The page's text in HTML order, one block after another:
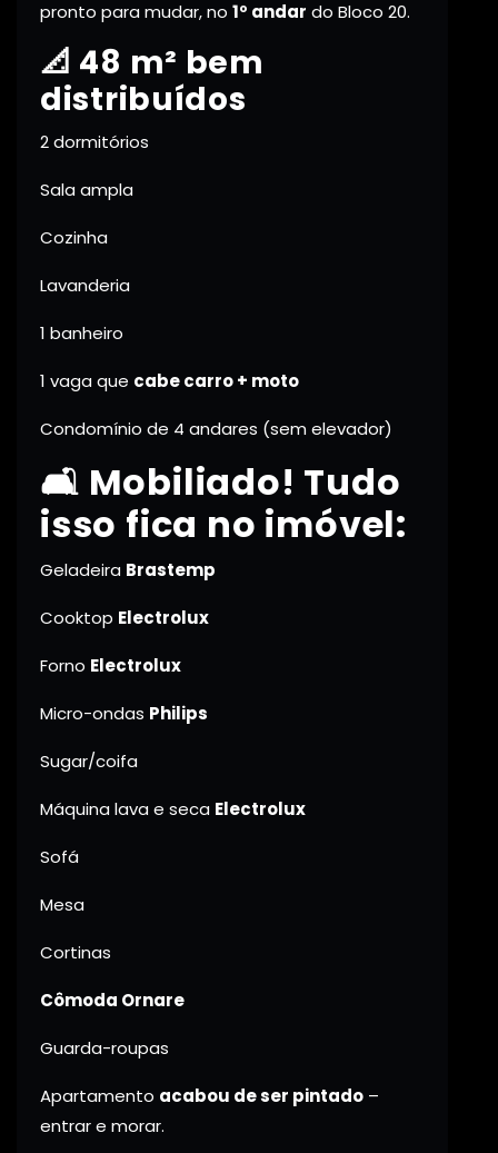
pronto para mudar, no 1º andar do Bloco 20.
📐 48 m² bem
distribuídos
2 dormitórios
Sala ampla
Cozinha
Lavanderia
1 banheiro
1 vaga que cabe carro + moto
Condomínio de 4 andares (sem elevador)
🛋️ Mobiliado! Tudo
isso fica no imóvel:
Geladeira Brastemp
Cooktop Electrolux
Forno Electrolux
Micro-ondas Philips
Sugar/coifa
Máquina lava e seca Electrolux
Sofá
Mesa
Cortinas
Cômoda Ornare
Guarda-roupas
Apartamento acabou de ser pintado –
entrar e morar.